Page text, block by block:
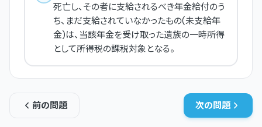
死亡し、その者に支給されるべき年金給付のう
ち、まだ支給されていなかったもの(未支給年
金)は、当該年金を受け取った遺族の一時所得
として所得税の課税対象となる。
前の問題 次の問題